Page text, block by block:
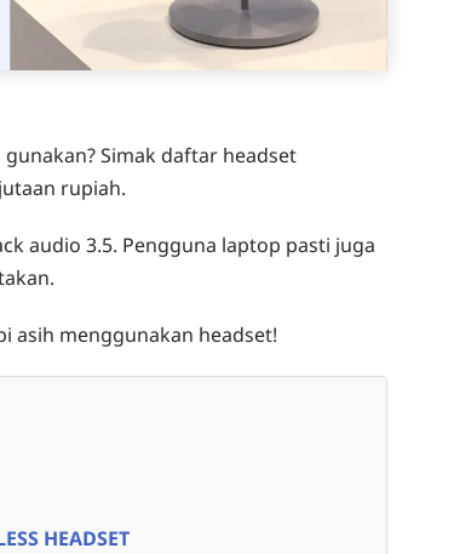
Simak daftar headset
rupiah.
audio 3.5. Pengguna laptop pasti juga
asih menggunakan headset!
HEADSET